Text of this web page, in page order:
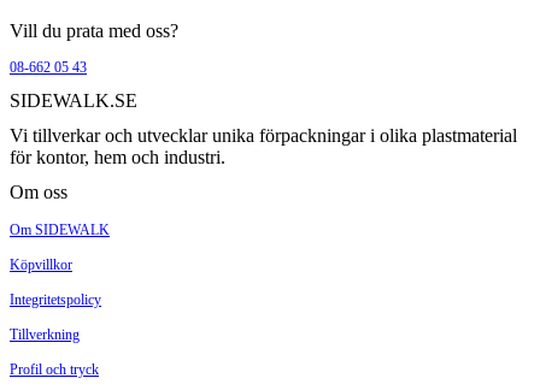
Vill du prata med oss?
08-662 05 43
SIDEWALK.SE
Vi tillverkar och utvecklar unika förpackningar i olika plastmaterial
för kontor, hem och industri.
Om oss
Om SIDEWALK
Köpvillkor
Integritetspolicy
Tillverkning
Profil och tryck